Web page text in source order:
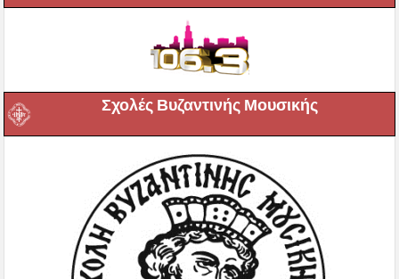
Σχολές Βυζαντινής Μουσικής